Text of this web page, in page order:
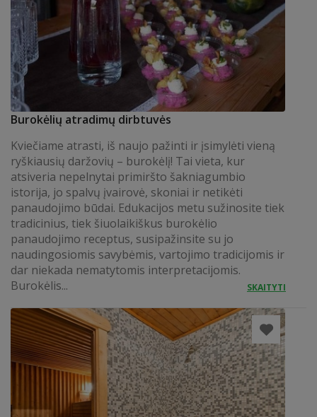
Burokėlių atradimų dirbtuvės
Kviečiame atrasti, iš naujo pažinti ir įsimylėti vieną
ryškiausių daržovių – burokėlį! Tai vieta, kur
atsiveria nepelnytai primiršto šakniagumbio
istorija, jo spalvų įvairovė, skoniai ir netikėti
panaudojimo būdai. Edukacijos metu sužinosite tiek
tradicinius, tiek šiuolaikiškus burokėlio
panaudojimo receptus, susipažinsite su jo
naudingosiomis savybėmis, vartojimo tradicijomis ir
dar niekada nematytomis interpretacijomis.
Burokėlis...
SKAITYTI